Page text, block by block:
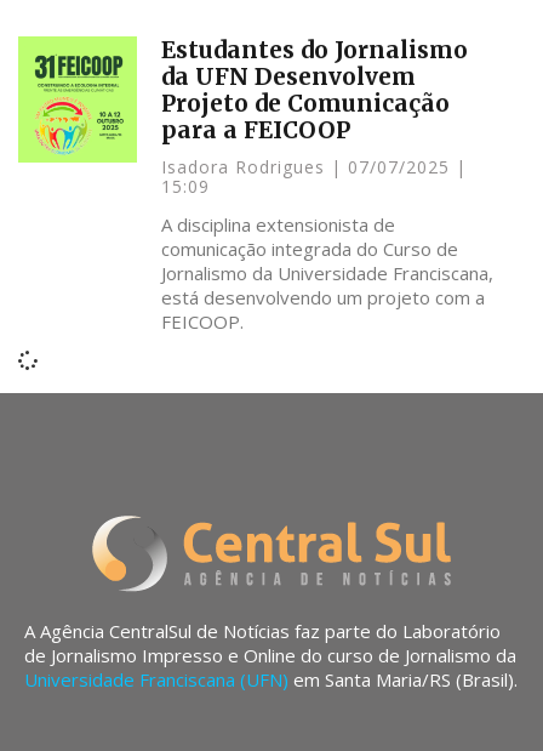
Estudantes do Jornalismo
da UFN Desenvolvem
Projeto de Comunicação
para a FEICOOP
Isadora Rodrigues
07/07/2025
15:09
A disciplina extensionista de
comunicação integrada do Curso de
Jornalismo da Universidade Franciscana,
está desenvolvendo um projeto com a
FEICOOP.
A Agência CentralSul de Notícias faz parte do Laboratório
de Jornalismo Impresso e Online do curso de Jornalismo da
Universidade Franciscana (UFN) em Santa Maria/RS (Brasil).